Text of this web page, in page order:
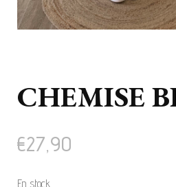
CHEMISE
€27,90
En stock